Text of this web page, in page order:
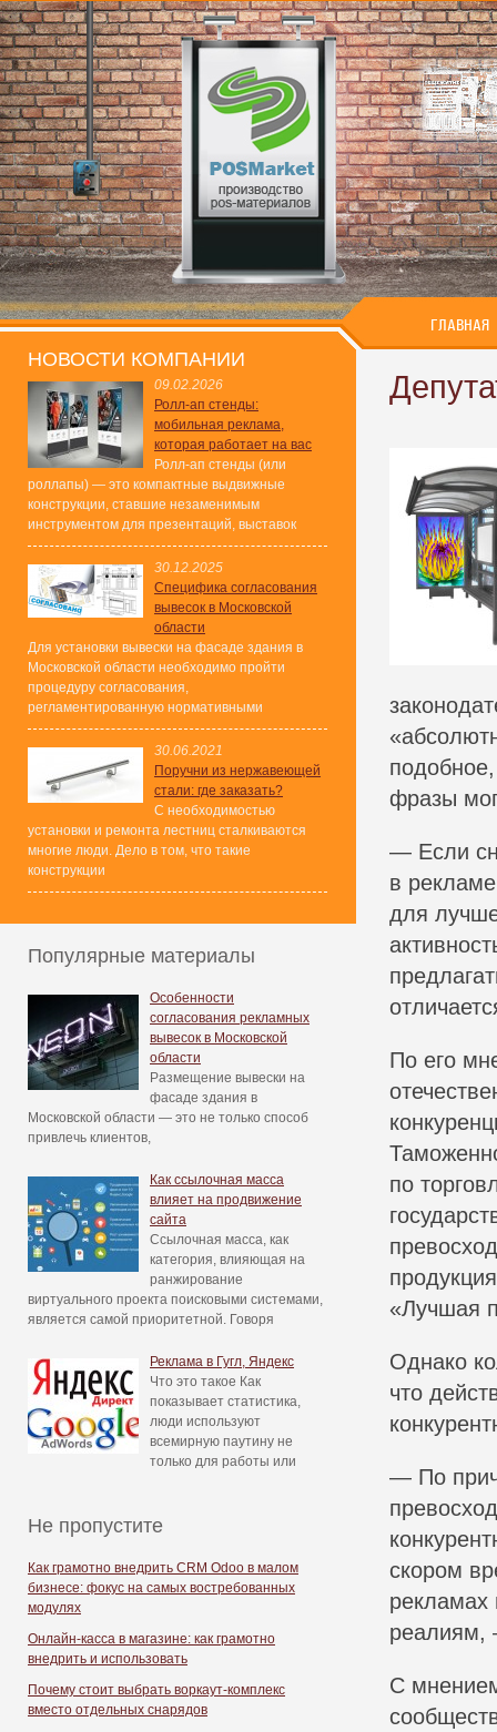
ГЛАВНАЯ
НОВОСТИ КОМПАНИИ
09.02.2026
Ролл-ап стенды:
мобильная реклама,
которая работает на вас
Ролл-ап стенды (или
роллапы) — это компактные выдвижные
конструкции, ставшие незаменимым
инструментом для презентаций, выставок
30.12.2025
Специфика согласования
вывесок в Московской
области
Для установки вывески на фасаде здания в
Московской области необходимо пройти
процедуру согласования,
регламентированную нормативными
30.06.2021
Поручни из нержавеющей
стали: где заказать?
С необходимостью
установки и ремонта лестниц сталкиваются
многие люди. Дело в том, что такие
конструкции
Популярные материалы
Особенности
согласования рекламных
вывесок в Московской
области
Размещение вывески на
фасаде здания в
Московской области — это не только способ
привлечь клиентов,
Как ссылочная масса
влияет на продвижение
сайта
Ссылочная масса, как
категория, влияющая на
ранжирование
виртуального проекта поисковыми системами,
является самой приоритетной. Говоря
Реклама в Гугл, Яндекс
Что это такое Как
показывает статистика,
люди используют
всемирную паутину не
только для работы или
Не пропустите
Как грамотно внедрить CRM Odoo в малом
бизнесе: фокус на самых востребованных
модулях
Онлайн-касса в магазине: как грамотно
внедрить и использовать
Почему стоит выбрать воркаут-комплекс
вместо отдельных снарядов
фразы
— Если
в
для
По его
по
«Лучшая
Однако
что
— По
скором
рекламах
реалиям,
С